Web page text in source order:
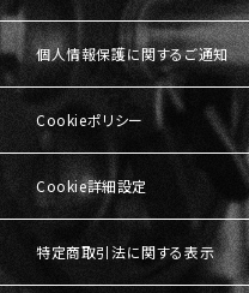
個人情報保護に関するご通知
Cookieポリシー
Cookie詳細設定
特定商取引法に関する表示